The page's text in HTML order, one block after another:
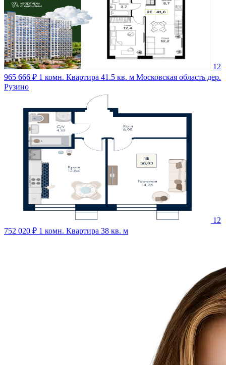
12
965 666 ₽ 1 комн. Квартира 41.5 кв. м Московская область дер.
Рузино
12
752 020 ₽ 1 комн. Квартира 38 кв. м